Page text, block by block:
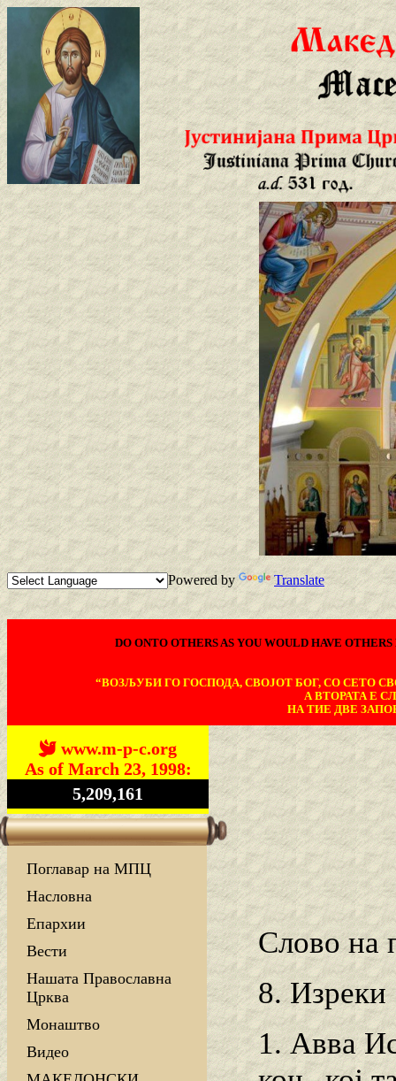
Powered by Translate
DO ONTO OTHERS AS YOU WOULD HAVE
“ВОЗЉУБИ ГО ГОСПОДА, СВОЈОТ БОГ, СО СЕТО
А ВТОРАТА Е
НА ТИЕ ДВЕ
www.m-p-c.org
As of March 23, 1998:
5,209,161
Поглавар на МПЦ
Насловна
Епархии
Вести
Нашата Православна
Црква
Монаштво
Видео
Слово на
8. Изреки
1. Авва